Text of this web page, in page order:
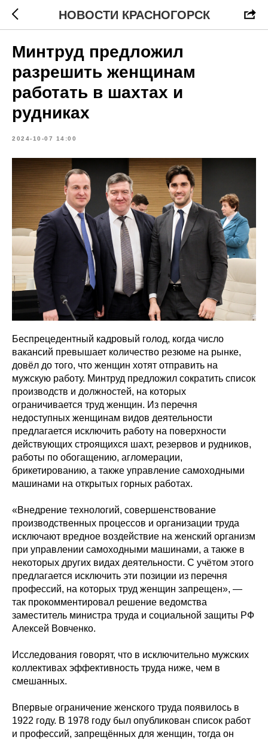
НОВОСТИ КРАСНОГОРСК
Минтруд предложил
разрешить женщинам
работать в шахтах и
рудниках
2024-10-07 14:00
Беспрецедентный кадровый голод, когда число
вакансий превышает количество резюме на рынке,
довёл до того, что женщин хотят отправить на
мужскую работу. Минтруд предложил сократить список
производств и должностей, на которых
ограничивается труд женщин. Из перечня
недоступных женщинам видов деятельности
предлагается исключить работу на поверхности
действующих строящихся шахт, резервов и рудников,
работы по обогащению, агломерации,
брикетированию, а также управление самоходными
машинами на открытых горных работах.
«Внедрение технологий, совершенствование
производственных процессов и организации труда
исключают вредное воздействие на женский организм
при управлении самоходными машинами, а также в
некоторых других видах деятельности. С учётом этого
предлагается исключить эти позиции из перечня
профессий, на которых труд женщин запрещен», —
так прокомментировал решение ведомства
заместитель министра труда и социальной защиты РФ
Алексей Вовченко.
Исследования говорят, что в исключительно мужских
коллективах эффективность труда ниже, чем в
смешанных.
Впервые ограничение женского труда появилось в
1922 году. В 1978 году был опубликован список работ
и профессий, запрещённых для женщин, тогда он